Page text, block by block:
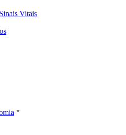
Vitais